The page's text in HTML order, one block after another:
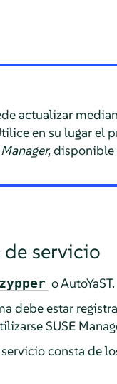
actualizar
en su lugar el
disponible
servicio
zypper o AutoYaST.
debe estar
SUSE
consta de